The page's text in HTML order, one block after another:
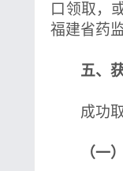
口领取，
福建省药
五、获
成功取
（一）